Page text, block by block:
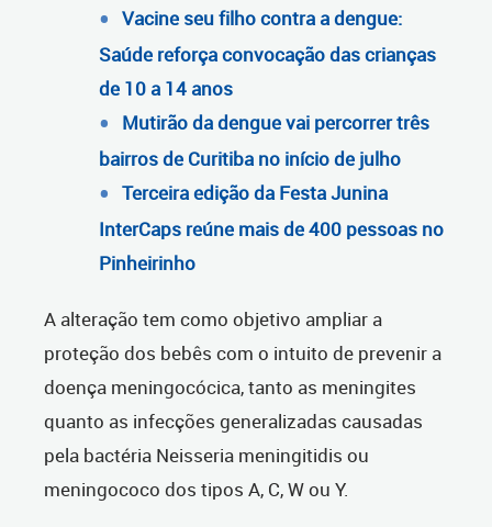
Vacine seu filho contra a dengue:
Saúde reforça convocação das crianças
de 10 a 14 anos
Mutirão da dengue vai percorrer três
bairros de Curitiba no início de julho
Terceira edição da Festa Junina
InterCaps reúne mais de 400 pessoas no
Pinheirinho
A alteração tem como objetivo ampliar a
proteção dos bebês com o intuito de prevenir a
doença meningocócica, tanto as meningites
quanto as infecções generalizadas causadas
pela bactéria Neisseria meningitidis ou
meningococo dos tipos A, C, W ou Y.